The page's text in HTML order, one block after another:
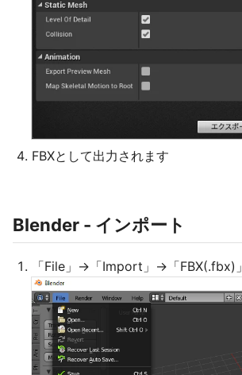
FBXとして出力されます
Blender - インポート
「File」→「Import」→「FBX(.fbx)」